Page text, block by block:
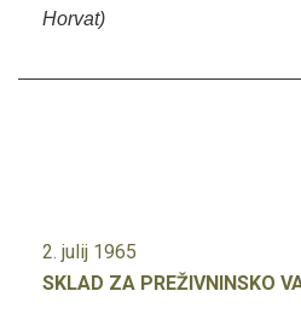
Horvat)
2. julij 1965
SKLAD ZA PREŽIVNINSKO